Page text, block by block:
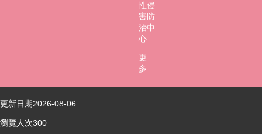
性侵
害防
治中
心
更
多...
更新日期2026-08-06
瀏覽人次300